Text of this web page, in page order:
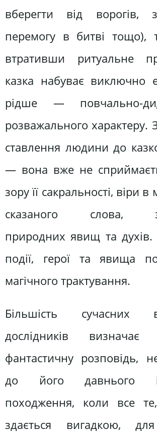
вберегти від ворогів,
перемогу в битві тощо),
втративши ритуальне
казка набуває виключно
рідше — повчально-
розважального характеру.
ставлення людини до
— вона вже не
зору її сакральності, віри в
сказаного слова,
природних явищ та духів.
події, герої та явища
магічного трактування.
Більшість сучасних
дослідників
фантастичну розповідь,
до його давнього
походження, коли все
здається вигадкою, для